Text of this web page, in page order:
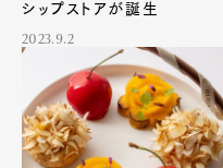
シップストアが誕生
2023.9.2